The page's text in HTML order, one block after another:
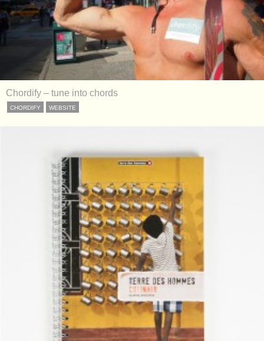
Chordify – tune into chords
CHORDIFY WEBSITE